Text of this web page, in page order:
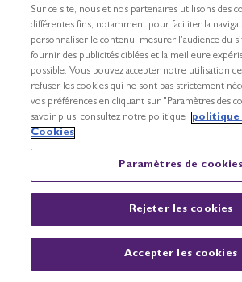
LA COMPÉTITION EST
ou lisez la suite ci-dessous
Sur ce site, nous et nos partenaires utilisons des
différentes fins, notamment pour faciliter la
personnaliser le contenu, mesurer l'audience du
fournir des publicités ciblées et la meilleure
possible. Vous pouvez accepter notre utilisation
refuser les cookies qui ne sont pas strictement
vos préférences en cliquant sur "Paramètres des
savoir plus, consultez notre politique
politique
Cookies
Paramètres de cookies
Rejeter les cookies
Accepter les cookies